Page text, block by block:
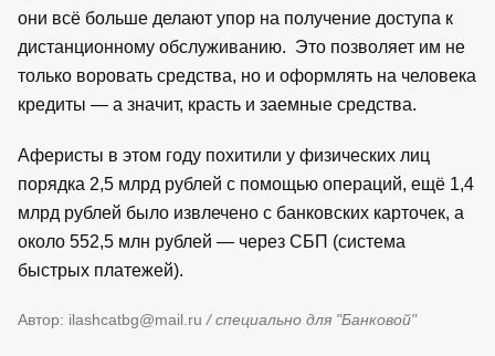
они всё больше делают упор на получение доступа к
дистанционному обслуживанию. Это позволяет им не
только воровать средства, но и оформлять на человека
кредиты — а значит, красть и заемные средства.
Аферисты в этом году похитили у физических лиц
порядка 2,5 млрд рублей с помощью операций, ещё 1,4
млрд рублей было извлечено с банковских карточек, а
около 552,5 млн рублей — через СБП (система
быстрых платежей).
Автор: ilashcatbg@mail.ru / специально для "Банковой"